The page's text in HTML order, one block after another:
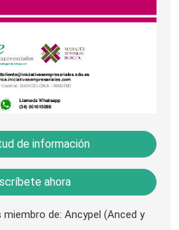
de información
ahora
de: Ancypel (Anced y